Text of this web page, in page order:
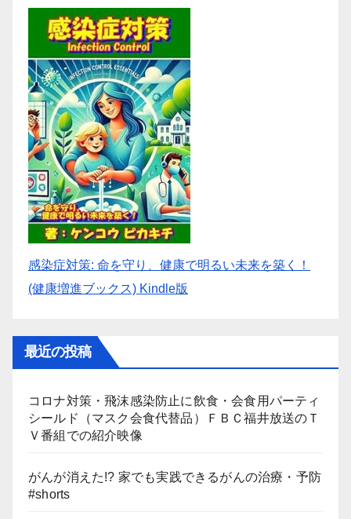
感染症対策: 命を守り、健康で明るい未来を築く！
(健康増進ブックス) Kindle版
最近の投稿
コロナ対策・飛沫感染防止に飲食・会食用パーティ
シールド（マスク会食代替品）ＦＢＣ福井放送のＴ
Ｖ番組での紹介映像
がんが消えた!? 家でも実践できるがんの治療・予防
#shorts